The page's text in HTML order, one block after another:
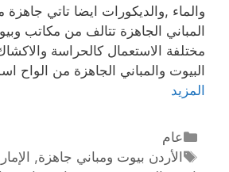
والماء ,والديكورات ايضا تاتي جاهزة
المباني الجاهزة تتالف من مكاتب
مختلفة الاستعمال كالحراسة والاكشاك
البيوت والمباني الجاهزة من الواح
المزيد
عام
الأردن بيوت ومباني جاهزة,